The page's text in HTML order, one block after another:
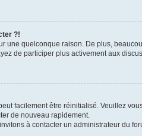
?!
une quelconque raison. De plus,
de participer plus activement aux
facilement être réinitialisé. Veuillez
de nouveau rapidement.
à contacter un administrateur du